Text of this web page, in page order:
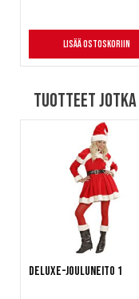
Lisää ostoskoriin
Tuotteet jotka
Deluxe-Jouluneito 1